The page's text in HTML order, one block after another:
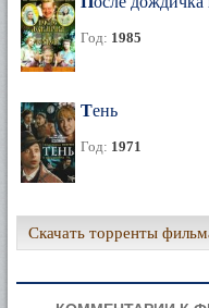
Год: 1985
Тень
Год: 1971
Скачать торренты